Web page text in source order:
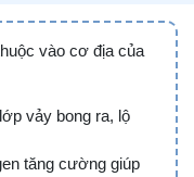
vào cơ địa của
vảy bong ra, lộ
tăng cường giúp